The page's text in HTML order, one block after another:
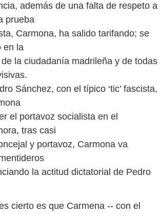
además de una falta de respeto a
prueba
Carmona, ha salido tarifando; se
en la
la ciudadanía madrileña y de todas
Sánchez, con el típico ‘tic’ fascista,
el portavoz socialista en el
tras casi
y portavoz, Carmona va
la actitud dictatorial de Pedro
cierto es que Carmena -- con el